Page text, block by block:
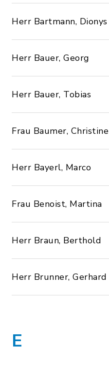
Herr Bartmann, Dionys
Herr Bauer, Georg
Herr Bauer, Tobias
Frau Baumer, Christine
Herr Bayerl, Marco
Frau Benoist, Martina
Herr Braun, Berthold
Herr Brunner, Gerhard
E